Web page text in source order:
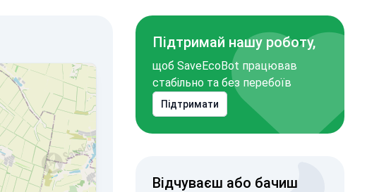
Підтримай нашу роботу,
щоб SaveEcoBot працював
стабільно та без перебоїв
Підтримати
Відчуваєш або бачиш